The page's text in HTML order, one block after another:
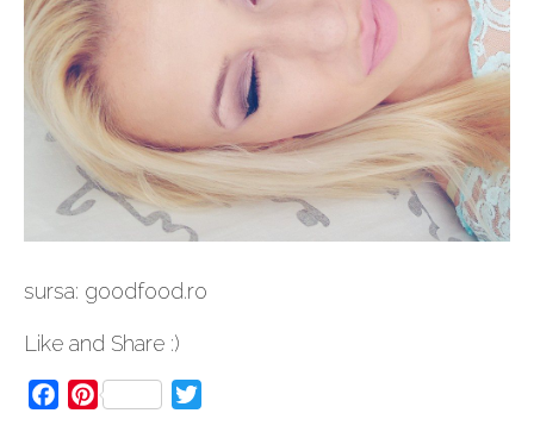
sursa: goodfood.ro
Like and Share :)
FacebookPinterest